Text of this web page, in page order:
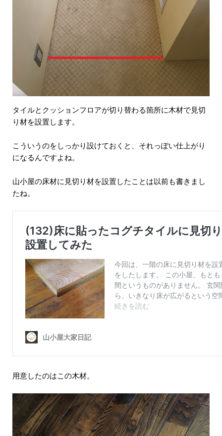
タイルとクッションフロアが切り替わる箇所に木材で見切
り材を設置します。
こういうのをしっかり設けておくと、それっぽい仕上がり
になるんですよね。
山小屋の床材に見切り材を設置したことは以前も書きまし
たね。
用意したのはこの木材。